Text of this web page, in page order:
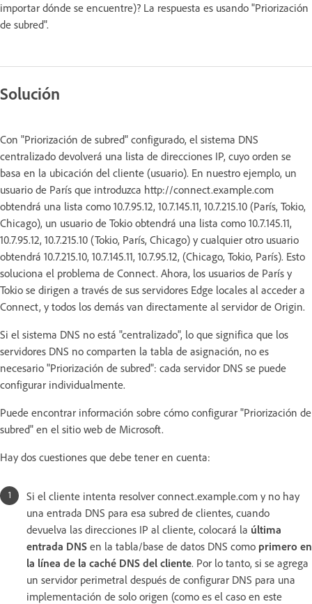
importar dónde se encuentre)? La respuesta es usando "Priorización
de subred".
Solución
Con "Priorización de subred" configurado, el sistema DNS
centralizado devolverá una lista de direcciones IP, cuyo orden se
basa en la ubicación del cliente (usuario). En nuestro ejemplo, un
usuario de París que introduzca http://connect.example.com
obtendrá una lista como 10.7.95.12, 10.7.145.11, 10.7.215.10 (París, Tokio,
Chicago), un usuario de Tokio obtendrá una lista como 10.7.145.11,
10.7.95.12, 10.7.215.10 (Tokio, París, Chicago) y cualquier otro usuario
obtendrá 10.7.215.10, 10.7.145.11, 10.7.95.12, (Chicago, Tokio, París). Esto
soluciona el problema de Connect. Ahora, los usuarios de París y
Tokio se dirigen a través de sus servidores Edge locales al acceder a
Connect, y todos los demás van directamente al servidor de Origin.
Si el sistema DNS no está "centralizado", lo que significa que los
servidores DNS no comparten la tabla de asignación, no es
necesario "Priorización de subred": cada servidor DNS se puede
configurar individualmente.
Puede encontrar información sobre cómo configurar "Priorización de
subred" en el sitio web de Microsoft.
Hay dos cuestiones que debe tener en cuenta:
Si el cliente intenta resolver connect.example.com y no hay
una entrada DNS para esa subred de clientes, cuando
devuelva las direcciones IP al cliente, colocará la última
entrada DNS en la tabla/base de datos DNS como primero en
la línea de la caché DNS del cliente. Por lo tanto, si se agrega
un servidor perimetral después de configurar DNS para una
implementación de solo origen (como es el caso en este